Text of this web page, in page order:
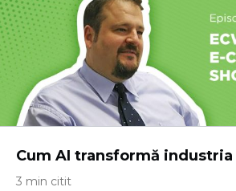
Cum AI transformă
3 min citit